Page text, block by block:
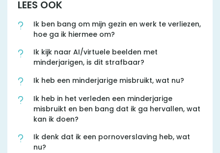
LEES OOK
Ik ben bang om mijn gezin en werk te verliezen,
hoe ga ik hiermee om?
Ik kijk naar AI/virtuele beelden met
minderjarigen, is dit strafbaar?
Ik heb een minderjarige misbruikt, wat nu?
Ik heb in het verleden een minderjarige
misbruikt en ben bang dat ik ga hervallen, wat
kan ik doen?
Ik denk dat ik een pornoverslaving heb, wat
nu?